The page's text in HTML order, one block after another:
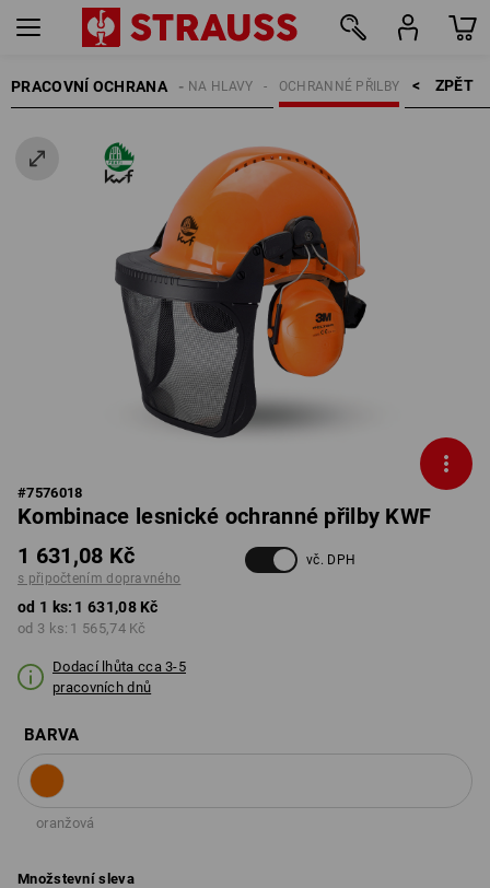
PRACOVNÍ OCHRANA ZPĚT    >
OCHRANNÉ PŘILBY
OCHRANA HLAVY
#7576018
Kombinace lesnické ochranné přilby KWF
1 631,08 Kč
s připočtením dopravného
vč. DPH
od 1 ks: 1 631,08 Kč
od 3 ks: 1 565,74 Kč
Dodací lhůta cca 3-5
pracovních dnů
BARVA
oranžová
Množstevní sleva